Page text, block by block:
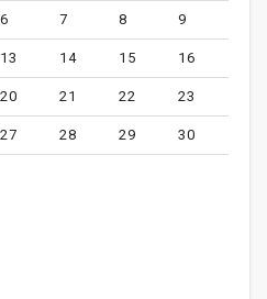
6 7 8 9
13 14 15 16
20 21 22 23
27 28 29 30